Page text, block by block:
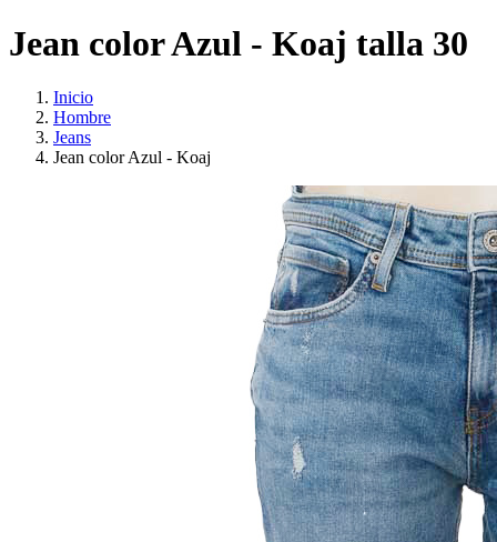
Jean color Azul - Koaj talla 30
Inicio
Hombre
Jeans
Jean color Azul - Koaj